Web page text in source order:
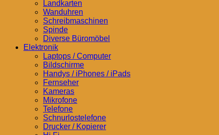
Landkarten
Wanduhren
Schreibmaschinen
Spinde
Diverse Büromöbel
Elektronik
Laptops / Computer
Bildschirme
Handys / iPhones / iPads
Fernseher
Kameras
Mikrofone
Telefone
Schnurlostelefone
Drucker / Kopierer